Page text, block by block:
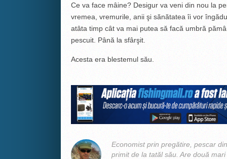
Ce va face mâine? Desigur va veni din nou la
vremea, vremurile, anii şi sănătatea îi vor
atâta timp cât va mai putea să facă umbră
pescuit. Până la sfârşit.
Acesta era blestemul său.
Economist prin pregătire, pescar
primit de la tatăl său. Are două